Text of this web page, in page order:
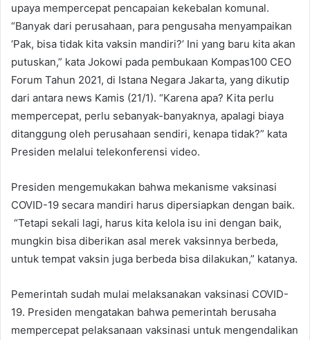
upaya mempercepat pencapaian kekebalan komunal.
“Banyak dari perusahaan, para pengusaha menyampaikan
‘Pak, bisa tidak kita vaksin mandiri?’ Ini yang baru kita akan
putuskan,” kata Jokowi pada pembukaan Kompas100 CEO
Forum Tahun 2021, di Istana Negara Jakarta, yang dikutip
dari antara news Kamis (21/1). “Karena apa? Kita perlu
mempercepat, perlu sebanyak-banyaknya, apalagi biaya
ditanggung oleh perusahaan sendiri, kenapa tidak?” kata
Presiden melalui telekonferensi video.
Presiden mengemukakan bahwa mekanisme vaksinasi
COVID-19 secara mandiri harus dipersiapkan dengan baik.
“Tetapi sekali lagi, harus kita kelola isu ini dengan baik,
mungkin bisa diberikan asal merek vaksinnya berbeda,
untuk tempat vaksin juga berbeda bisa dilakukan,” katanya.
Pemerintah sudah mulai melaksanakan vaksinasi COVID-
19. Presiden mengatakan bahwa pemerintah berusaha
mempercepat pelaksanaan vaksinasi untuk mengendalikan